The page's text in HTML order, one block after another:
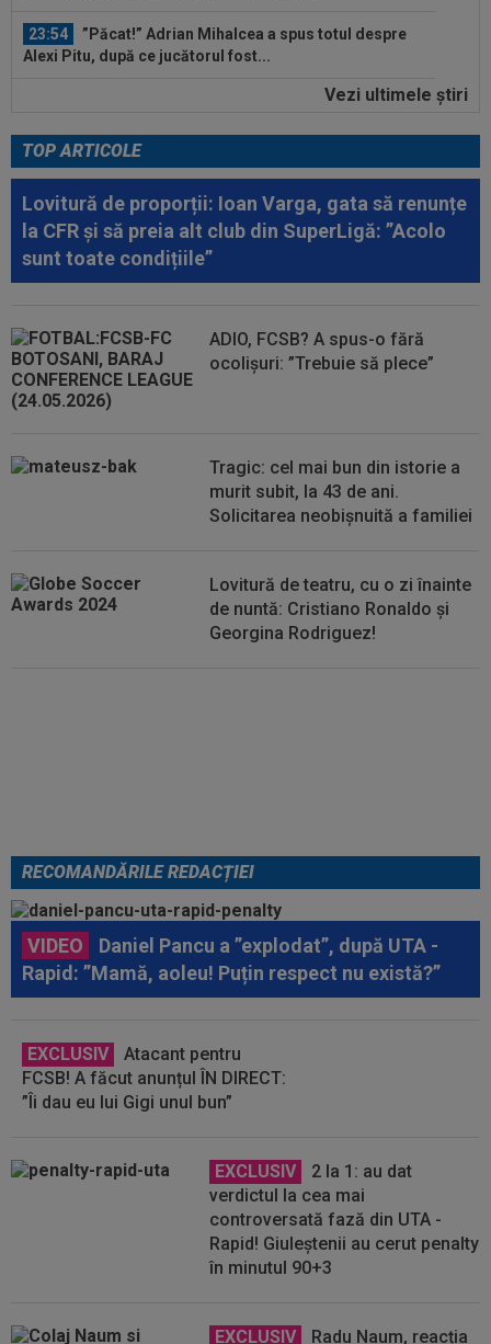
23:54
”Păcat!” Adrian Mihalcea a spus totul despre
Alexi Pitu, după ce jucătorul fost...
2 la 1: au dat verdictul la cea mai
00:02 EXCLUSIV
Rapid a dat lovitura! Victor
00:02 OFICIAL
Dezastru: după Barcelona, a ratat
transferul la încă o echipă de UCL! Picat la...
00:01
Rușii îl provoacă pe David Popovici înaintea
Europenelor: ”Va pierde aurul!”...
anunțul ÎN DIRECT: ”Îi dau eu lui Gigi unul bun”
Vezi ultimele ştiri
TOP ARTICOLE
Lovitură de proporții: Ioan Varga, gata să renunțe
la CFR și să preia alt club din SuperLigă: ”Acolo
sunt toate condițiile”
ADIO, FCSB? A spus-o fără
ocolișuri: ”Trebuie să plece”
Tragic: cel mai bun din istorie a
murit subit, la 43 de ani.
Solicitarea neobișnuită a familiei
Lovitură de teatru, cu o zi înainte
de nuntă: Cristiano Ronaldo și
Georgina Rodriguez!
RECOMANDĂRILE REDACȚIEI
VIDEO
Daniel Pancu a ”explodat”, după UTA -
Rapid: ”Mamă, aoleu! Puțin respect nu există?”
EXCLUSIV
Atacant pentru
FCSB! A făcut anunțul ÎN DIRECT:
”Îi dau eu lui Gigi unul bun”
EXCLUSIV
2 la 1: au dat
verdictul la cea mai
controversată fază din UTA -
Rapid! Giuleștenii au cerut penalty
în minutul 90+3
EXCLUSIV Radu Naum, reacția